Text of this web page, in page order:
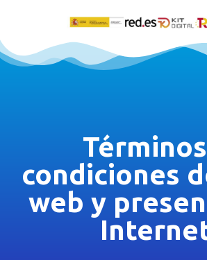
condiciones
web y